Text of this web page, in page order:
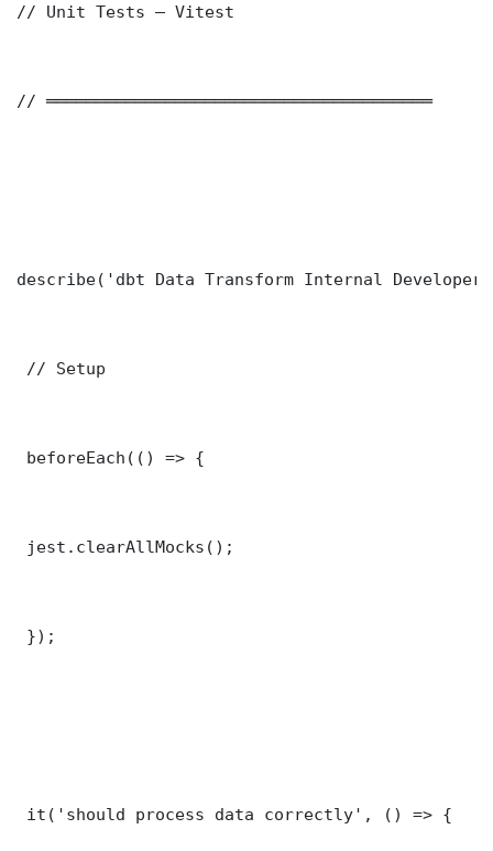
// Unit Tests — Vitest
// ═══════════════════════════════════════
describe('dbt Data Transform Internal
// Setup
beforeEach(() => {
jest.clearAllMocks();
});
it('should process data correctly', () => {